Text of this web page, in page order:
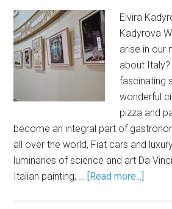
Elvira
Kadyrova
arise in our
about Italy?
fascinating
wonderful
pizza and
become an integral part of
all over the world, Fiat cars and
luminaries of science and art Da
Italian painting, … [Read more...]